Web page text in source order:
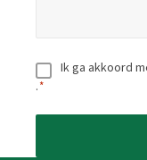
Toestemming *
Ik ga akkoord
.*